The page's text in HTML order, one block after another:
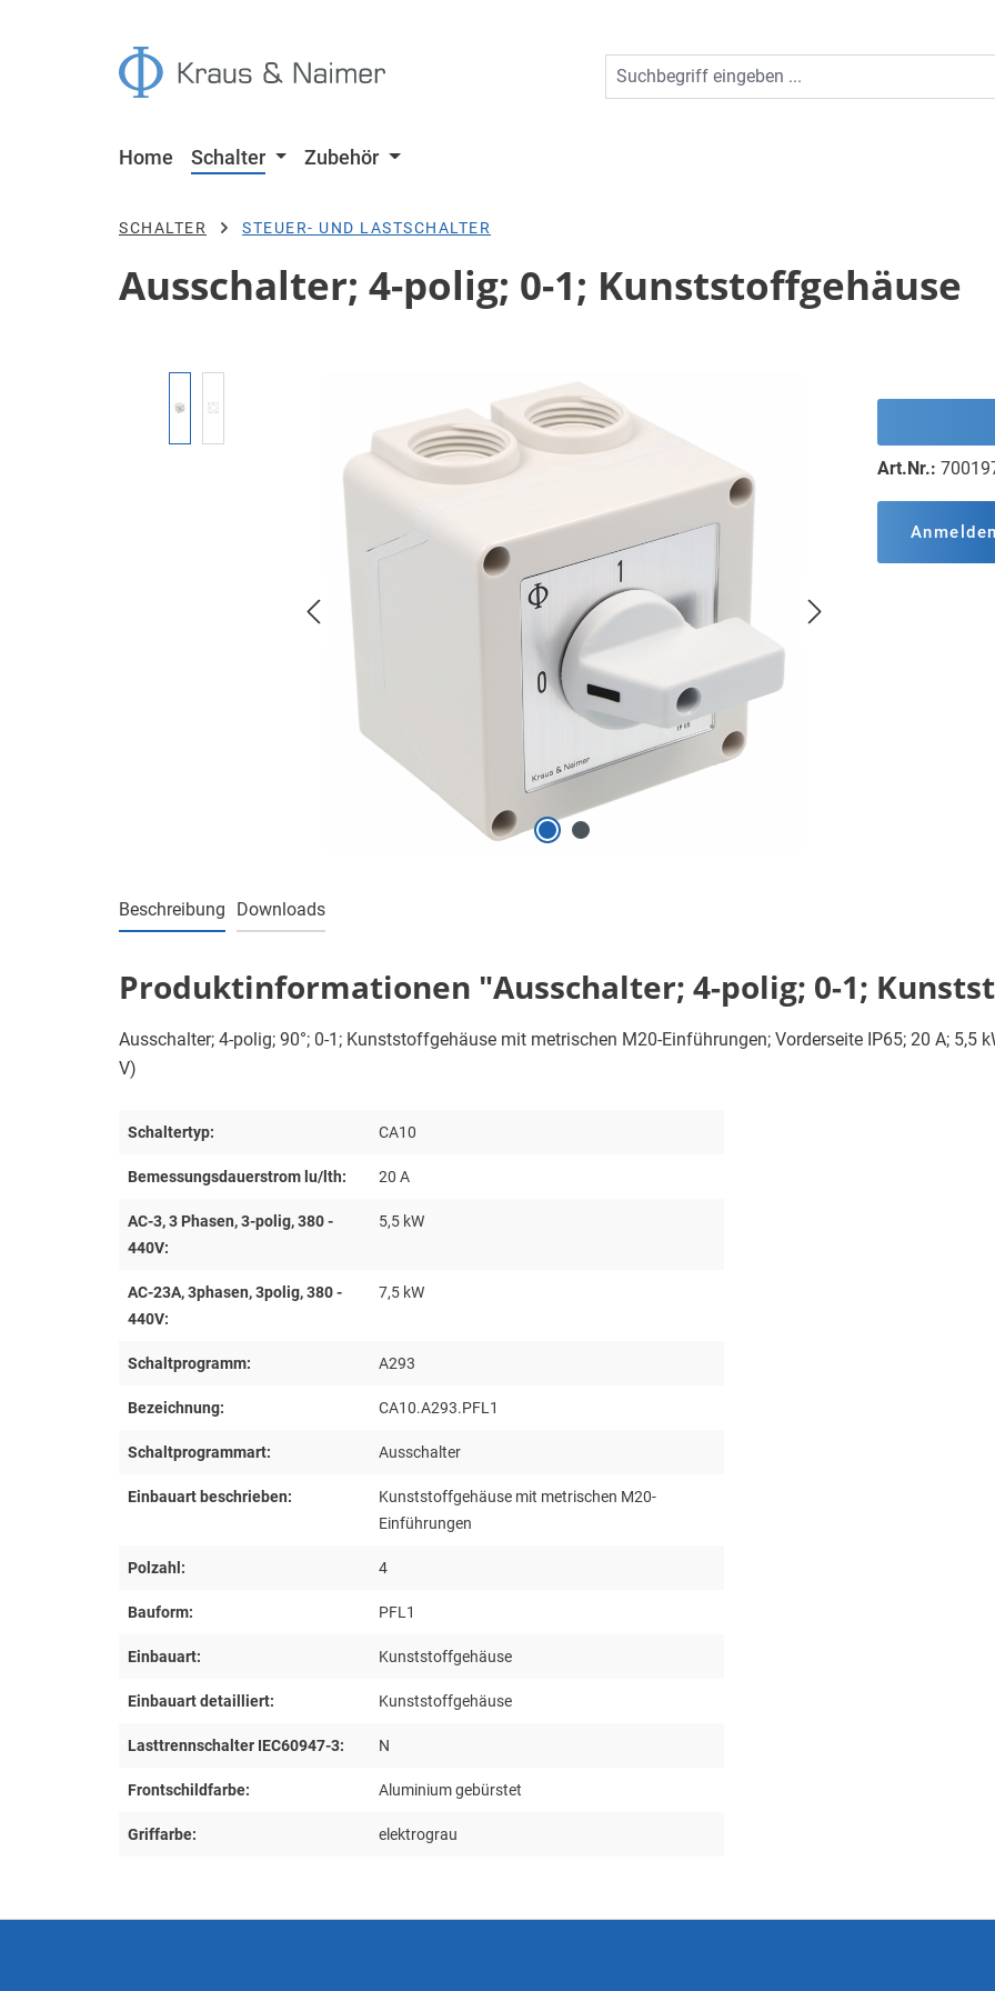
Home Schalter Zubehör
SCHALTER STEUER- UND LASTSCHALTER
Ausschalter; 4-polig; 0-1; Kunststoffgehäuse
Art.Nr.:
Anmelden
Beschreibung Downloads
Produktinformationen "Ausschalter; 4-polig; 0-1;
Ausschalter; 4-polig; 90°; 0-1; Kunststoffgehäuse mit metrischen M20-Einführungen; Vorderseite IP65; 20 A; 5,5
V)
Schaltertyp: CA10
Bemessungsdauerstrom lu/lth: 20 A
AC-3, 3 Phasen, 3-polig, 380 -
440V:
5,5 kW
AC-23A, 3phasen, 3polig, 380 -
440V:
7,5 kW
Schaltprogramm: A293
Bezeichnung: CA10.A293.PFL1
Schaltprogrammart: Ausschalter
Einbauart beschrieben:
Kunststoffgehäuse mit metrischen M20-
Einführungen
Polzahl: 4
Bauform: PFL1
Einbauart: Kunststoffgehäuse
Einbauart detailliert: Kunststoffgehäuse
Lasttrennschalter IEC60947-3: N
Frontschildfarbe: Aluminium gebürstet
Griffarbe: elektrograu